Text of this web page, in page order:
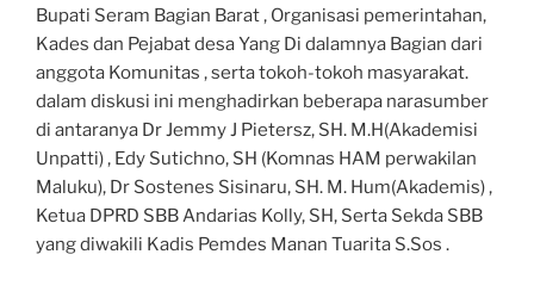
Bupati Seram Bagian Barat , Organisasi pemerintahan,
Kades dan Pejabat desa Yang Di dalamnya Bagian dari
anggota Komunitas , serta tokoh-tokoh masyarakat.
dalam diskusi ini menghadirkan beberapa narasumber
di antaranya Dr Jemmy J Pietersz, SH. M.H(Akademisi
Unpatti) , Edy Sutichno, SH (Komnas HAM perwakilan
Maluku), Dr Sostenes Sisinaru, SH. M. Hum(Akademis) ,
Ketua DPRD SBB Andarias Kolly, SH, Serta Sekda SBB
yang diwakili Kadis Pemdes Manan Tuarita S.Sos .